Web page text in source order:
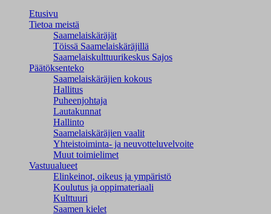
Etusivu
Tietoa meistä
Saamelaiskäräjät
Töissä Saamelaiskäräjillä
Saamelaiskulttuuri­keskus Sajos
Päätöksenteko
Saamelaiskäräjien kokous
Hallitus
Puheenjohtaja
Lautakunnat
Hallinto
Saamelaiskäräjien vaalit
Yhteistoiminta- ja neuvotteluvelvoite
Muut toimielimet
Vastuualueet
Elinkeinot, oikeus ja ympäristö
Koulutus ja oppimateriaali
Kulttuuri
Saamen kielet